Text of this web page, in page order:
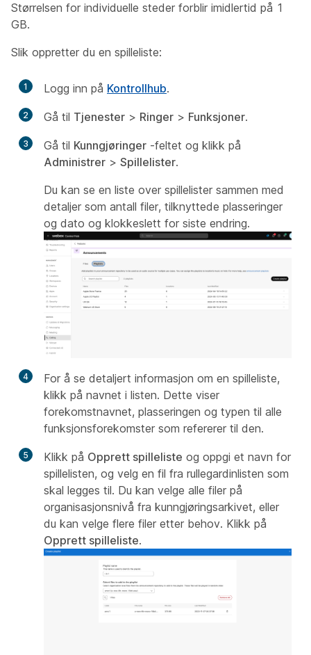
Størrelsen for individuelle steder forblir imidlertid på 1
GB.
Slik oppretter du en spilleliste:
1 Logg inn på Kontrollhub.
2 Gå til Tjenester > Ringer > Funksjoner.
3 Gå til Kunngjøringer -feltet og klikk på
Administrer > Spillelister.
Du kan se en liste over spillelister sammen med
detaljer som antall filer, tilknyttede plasseringer
og dato og klokkeslett for siste endring.
4
For å se detaljert informasjon om en spilleliste,
klikk på navnet i listen. Dette viser
forekomstnavnet, plasseringen og typen til alle
funksjonsforekomster som refererer til den.
5 Klikk på Opprett spilleliste og oppgi et navn for
spillelisten, og velg en fil fra rullegardinlisten som
skal legges til. Du kan velge alle filer på
organisasjonsnivå fra kunngjøringsarkivet, eller
du kan velge flere filer etter behov. Klikk på
Opprett spilleliste.